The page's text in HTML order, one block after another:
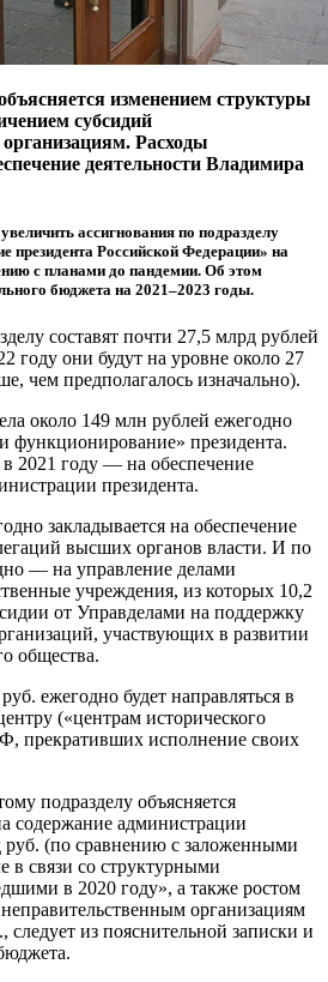
изменением структуры
субсидий
Расходы
деятельности Владимира
ассигнования по подразделу
президента Российской Федерации» на
с планами до пандемии. Об этом
бюджета на 2021–2023 годы.
составят почти 27,5 млрд рублей
году они будут на уровне около 27
чем предполагалось изначально).
около 149 млн рублей ежегодно
функционирование» президента.
2021 году — на обеспечение
президента.
закладывается на обеспечение
высших органов власти. И по
— на управление делами
учреждения, из которых 10,2
от Управделами на поддержку
участвующих в развитии
общества.
ежегодно будет направляться в
(«центрам исторического
прекративших исполнение своих
подразделу объясняется
содержание администрации
руб. (по сравнению с заложенными
в связи со структурными
в 2020 году», а также ростом
организациям
следует из пояснительной записки и